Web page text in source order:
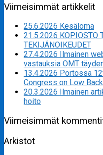
Viimeisimmät artikkelit
25.6.2026 Kesäloma
21.5.2026 KOPIOSTO
TEKIJÄNOIKEUDET
27.4.2026 Ilmainen
vastauksia OMT
13.4.2026 Portossa
Congress on Low
20.3.2026 Ilmainen
hoito
Viimeisimmät
Arkistot